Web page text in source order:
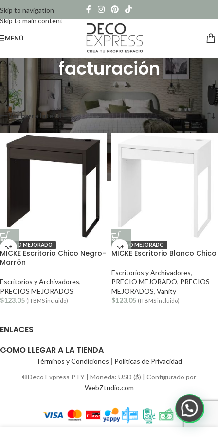
Skip to navigation
Skip to main content
MENÚ
facturación
Inicio/
Productos etiquetados “facturación”
Mostrando los 2 resultados
Ver barra lateral
PRECIO MEJORADO
MICKE Escritorio Chico Negro-
Marrón
Escritorios y Archivadores,
PRECIOS MEJORADOS
$123.05 (ITBMS incluido)
PRECIO MEJORADO
MICKE Escritorio Blanco Chico
Escritorios y Archivadores,
PRECIO MEJORADO, PRECIOS
MEJORADOS, Vanity
$123.05 (ITBMS incluido)
ENLACES
COMO LLEGAR A LA TIENDA
Términos y Condiciones | Políticas de Privacidad
©Deco Express PTY | Moneda: USD ($) | Configurado por
WebZtudio.com